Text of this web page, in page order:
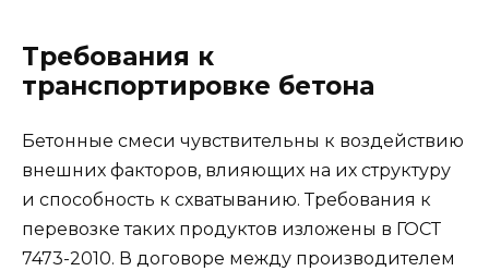
Требования к
транспортировке бетона
Бетонные смеси чувствительны к воздействию
внешних факторов, влияющих на их структуру
и способность к схватыванию. Требования к
перевозке таких продуктов изложены в ГОСТ
7473-2010. В договоре между производителем